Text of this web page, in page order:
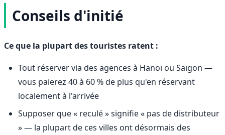
Conseils d'initié
Ce que la plupart des touristes ratent :
Tout réserver via des agences à Hanoï ou Saïgon —
vous paierez 40 à 60 % de plus qu'en réservant
localement à l'arrivée
Supposer que « reculé » signifie « pas de distributeur
» — la plupart de ces villes ont désormais des